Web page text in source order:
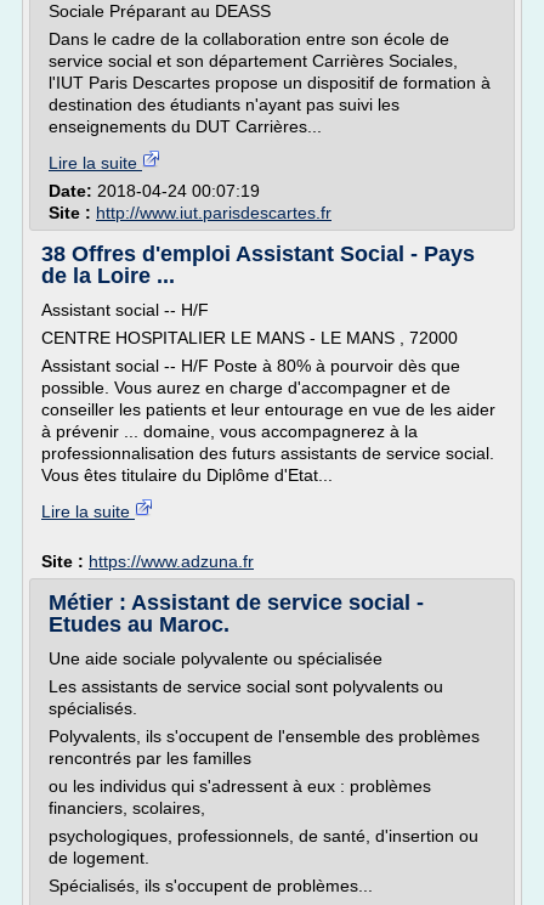
Sociale Préparant au DEASS
Dans le cadre de la collaboration entre son école de
service social et son département Carrières Sociales,
l'IUT Paris Descartes propose un dispositif de formation à
destination des étudiants n'ayant pas suivi les
enseignements du DUT Carrières...
Lire la suite
Date: 2018-04-24 00:07:19
Site : http://www.iut.parisdescartes.fr
38 Offres d'emploi Assistant Social - Pays
de la Loire ...
Assistant social -- H/F
CENTRE HOSPITALIER LE MANS - LE MANS , 72000
Assistant social -- H/F Poste à 80% à pourvoir dès que
possible. Vous aurez en charge d'accompagner et de
conseiller les patients et leur entourage en vue de les aider
à prévenir ... domaine, vous accompagnerez à la
professionnalisation des futurs assistants de service social.
Vous êtes titulaire du Diplôme d'Etat...
Lire la suite
Site : https://www.adzuna.fr
Métier : Assistant de service social -
Etudes au Maroc.
Une aide sociale polyvalente ou spécialisée
Les assistants de service social sont polyvalents ou
spécialisés.
Polyvalents, ils s'occupent de l'ensemble des problèmes
rencontrés par les familles
ou les individus qui s'adressent à eux : problèmes
financiers, scolaires,
psychologiques, professionnels, de santé, d'insertion ou
de logement.
Spécialisés, ils s'occupent de problèmes...